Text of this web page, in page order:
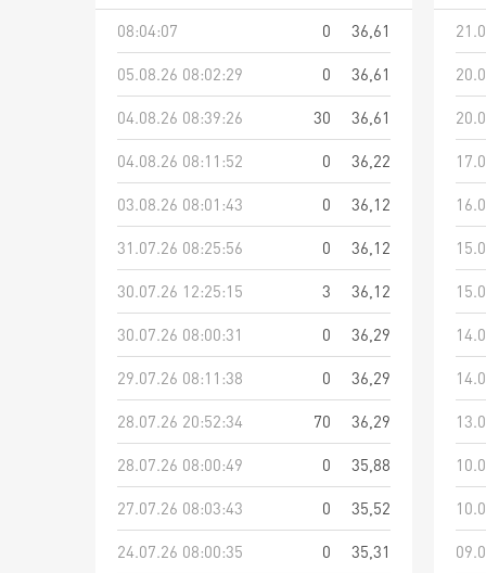
08:04:07
0
36,61
05.08.26 08:02:29
0
36,61
04.08.26 08:39:26
30
36,61
04.08.26 08:11:52
0
36,22
03.08.26 08:01:43
0
36,12
31.07.26 08:25:56
0
36,12
30.07.26 12:25:15
3
36,12
30.07.26 08:00:31
0
36,29
29.07.26 08:11:38
0
36,29
28.07.26 20:52:34
70
36,29
28.07.26 08:00:49
0
35,88
27.07.26 08:03:43
0
35,52
24.07.26 08:00:35
0
35,31